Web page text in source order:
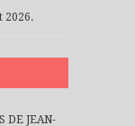
2026.
DE JEAN-